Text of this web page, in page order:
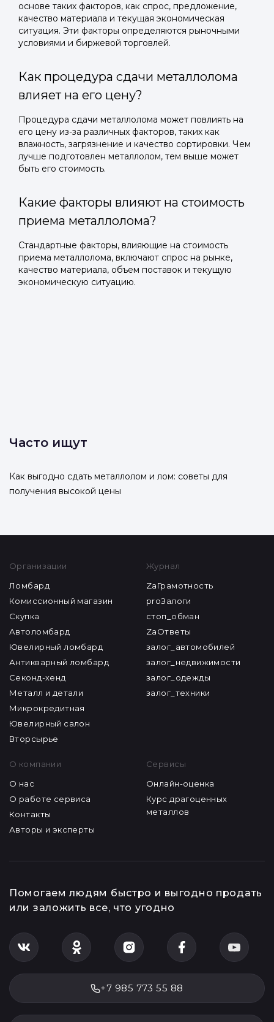
основе таких факторов, как спрос, предложение,
качество материала и текущая экономическая
ситуация. Эти факторы определяются рыночными
условиями и биржевой торговлей.
Как процедура сдачи металлолома
влияет на его цену?
Процедура сдачи металлолома может повлиять на
его цену из-за различных факторов, таких как
влажность, загрязнение и качество сортировки. Чем
лучше подготовлен металлолом, тем выше может
быть его стоимость.
Какие факторы влияют на стоимость
приема металлолома?
Стандартные факторы, влияющие на стоимость
приема металлолома, включают спрос на рынке,
качество материала, объем поставок и текущую
экономическую ситуацию.
Часто ищут
Как выгодно сдать металлолом и лом: советы для
получения высокой цены
Организации
Ломбард
Комиссионный магазин
Скупка
Автоломбард
Ювелирный ломбард
Антикварный ломбард
Секонд-хенд
Металл и детали
Микрокредитная
Ювелирный салон
Вторсырье
Журнал
ZaГрамотность
proЗалоги
стоп_обман
ZaОтветы
залог_автомобилей
залог_недвижимости
залог_одежды
залог_техники
О компании
О нас
О работе сервиса
Контакты
Авторы и эксперты
Сервисы
Онлайн-оценка
Курс драгоценных
металлов
Помогаем людям быстро и выгодно продать
или заложить все, что угодно
+7 985 773 55 88